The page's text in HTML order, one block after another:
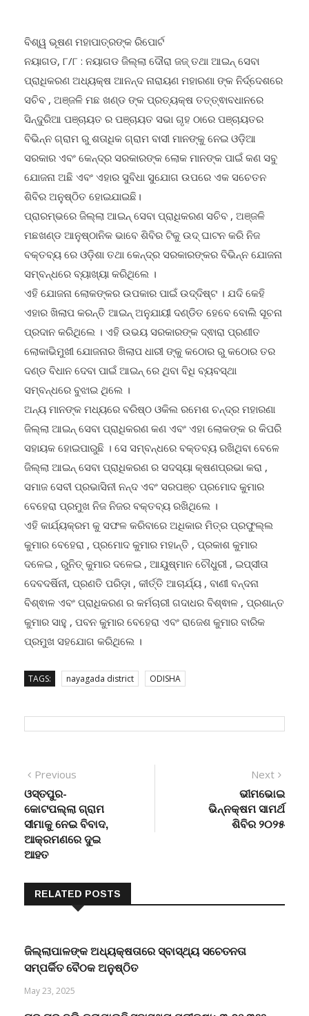
ବିଶ୍ୱ ଭୂଷଣ ମହାପାତ୍ରଙ୍କ ରିପୋର୍ଟ
ନୟାଗଡ, ୮/୮ : ନୟାଗଡ ଜିଲ୍ଲା ଦୌରା ଜଜ୍ ତଥା ଆଇନ୍ ସେବା
ପ୍ରାଧିକରଣ ଅଧ୍ୟକ୍ଷ ଆନନ୍ଦ ନାରାୟଣ ମହାରଣା ଙ୍କ ନିର୍ଦ୍ଦେଶରେ
ସଚିବ , ଅଞ୍ଜଳି ମଛ ଖଣ୍ଡ ଙ୍କ ପ୍ରତ୍ୟକ୍ଷ ତତ୍ତ୍ଵାବଧାନରେ
ସିନ୍ଦୁରିଆ ପଞ୍ଚାୟତ ର ପଞ୍ଚାୟତ ସଭା ଗୃହ ଠାରେ ପଞ୍ଚାୟତର
ବିଭିନ୍ନ ଗ୍ରାମ ରୁ ଶତାଧିକ ଗ୍ରାମ ବାସୀ ମାନଙ୍କୁ ନେଇ ଓଡ଼ିଆ
ସରକାର ଏବଂ କେନ୍ଦ୍ର ସରକାରଙ୍କ ଲୋକ ମାନଙ୍କ ପାଇଁ କଣ ସବୁ
ଯୋଜନା ଅଛି ଏବଂ ଏହାର ସୁବିଧା ସୁଯୋଗ ଉପରେ ଏକ ସଚେତନ
ଶିବିର ଅନୁଷ୍ଠିତ ହୋଇଯାଇଛି।
ପ୍ରାରମ୍ଭରେ ଜିଲ୍ଲା ଆଇନ୍ ସେବା ପ୍ରାଧିକରଣ ସଚିବ , ଅଞ୍ଜଳି
ମଛଖଣ୍ଡ ଆନୁଷ୍ଠାନିକ ଭାବେ ଶିବିର ଟିକୁ ଉଦ୍ ଘାଟନ କରି ନିଜ
ବକ୍ତବ୍ୟ ରେ ଓଡ଼ିଶା ତଥା କେନ୍ଦ୍ର ସରକାରଙ୍କର ବିଭିନ୍ନ ଯୋଜନା
ସମ୍ବନ୍ଧରେ ବ୍ୟାଖ୍ୟା କରିଥିଲେ ।
ଏହି ଯୋଜନା ଲୋକଙ୍କର ଉପକାର ପାଇଁ ଉଦ୍ଦିଷ୍ଟ । ଯଦି କେହି
ଏହାର ଖିଲାପ କରନ୍ତି ଆଇନ୍ ଅନୁଯାୟୀ ଦଣ୍ଡିତ ହେବେ ବୋଲି ସୂଚନା
ପ୍ରଦାନ କରିଥିଲେ । ଏହି ଉଭୟ ସରକାରଙ୍କ ଦ୍ଵାରା ପ୍ରଣୀତ
ଲୋକାଭିମୁଖୀ ଯୋଜନାର ଖିଲାପ ଧାରୀ ଙ୍କୁ କଠୋର ରୁ କଠୋର ତର
ଦଣ୍ଡ ବିଧାନ ଦେବା ପାଇଁ ଆଇନ୍ ରେ ଥିବା ବିଧି ବ୍ୟବସ୍ଥା
ସମ୍ବନ୍ଧରେ ବୁଝାଇ ଥିଲେ ।
ଅନ୍ୟ ମାନଙ୍କ ମଧ୍ୟରେ ବରିଷ୍ଠ ଓକିଲ ରମେଶ ଚନ୍ଦ୍ର ମହାରଣା
ଜିଲ୍ଲା ଆଇନ୍ ସେବା ପ୍ରାଧିକରଣ କଣ ଏବଂ ଏହା ଲୋକଙ୍କ ର କିପରି
ସହାୟକ ହୋଇପାରୁଛି । ସେ ସମ୍ବନ୍ଧରେ ବକ୍ତବ୍ୟ ରଖିଥିବା ବେଳେ
ଜିଲ୍ଲା ଆଇନ୍ ସେବା ପ୍ରାଧିକରଣ ର ସଦସ୍ୟା କ୍ଷଣପ୍ରଭା କରା ,
ସମାଜ ସେବୀ ପ୍ରଭାସିନୀ ନନ୍ଦ ଏବଂ ସରପଞ୍ଚ ପ୍ରମୋଦ କୁମାର
ବେହେରା ପ୍ରମୁଖ ନିଜ ନିଜର ବକ୍ତବ୍ୟ ରଖିଥିଲେ ।
ଏହି କାର୍ଯ୍ୟକ୍ରମ କୁ ସଫଳ କରିବାରେ ଅଧିକାର ମିତ୍ର ପ୍ରଫୁଲ୍ଲ
କୁମାର ବେହେରା , ପ୍ରମୋଦ କୁମାର ମହାନ୍ତି , ପ୍ରକାଶ କୁମାର
ଦଳେଇ , ରୁନିତ୍ କୁମାର ଦଳେଇ , ଆୟୁଷ୍ମାନ ଚୌଧୁରୀ , ଇପ୍ସୀତା
ଦେବଦର୍ଷିନୀ, ପ୍ରଣତି ପରିଡ଼ା , କୀର୍ତ୍ତି ଆଚାର୍ଯ୍ୟ , ବାଣୀ ବନ୍ଦନା
ବିଶ୍ଵାଳ ଏବଂ ପ୍ରାଧିକରଣ ର କର୍ମଚାରୀ ଗଦାଧର ବିଶ୍ଵାଳ , ପ୍ରଶାନ୍ତ
କୁମାର ସାହୁ , ପବନ କୁମାର ବେହେରା ଏବଂ ରାଜେଶ କୁମାର ବାରିକ
ପ୍ରମୁଖ ସହଯୋଗ କରିଥିଲେ ।
TAGS: nayagada district ODISHA
Post
navigation
Previous
ଓସ୍ତପୁର-
କୋଟପଲ୍ଲା ଗ୍ରାମ
ସୀମାକୁ ନେଇ ବିବାଦ,
ଆକ୍ରମଣରେ ଦୁଇ
ଆହତ
Next
post:
ଭୀମଭୋଇ
ଭିନ୍ନକ୍ଷମ ସାମର୍ଥ
ଶିବିର ୨୦୨୫
RELATED POSTS
ଜିଲ୍ଲାପାଳଙ୍କ ଅଧ୍ୟକ୍ଷତାରେ ସ୍ବାସ୍ଥ୍ୟ ସଚେତନତା
ସମ୍ପର୍କିତ ବୈଠକ ଅନୁଷ୍ଠିତ
May 23, 2025